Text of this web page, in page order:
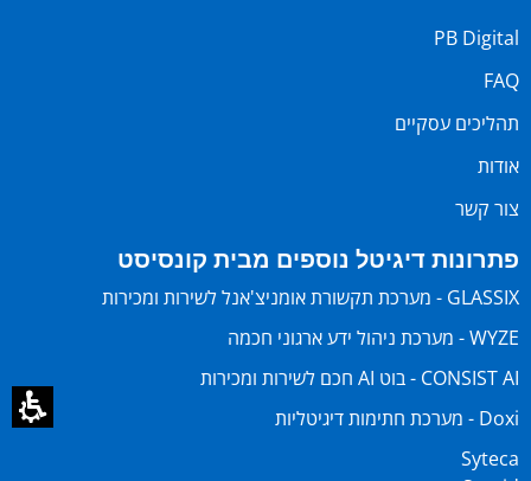
PB Digital
FAQ
תהליכים עסקיים
אודות
צור קשר
פתרונות דיגיטל נוספים מבית קונסיסט
GLASSIX - מערכת תקשורת אומניצ'אנל לשירות ומכירות
WYZE - מערכת ניהול ידע ארגוני חכמה
CONSIST AI - בוט AI חכם לשירות ומכירות
Doxi - מערכת חתימות דיגיטליות
Syteca